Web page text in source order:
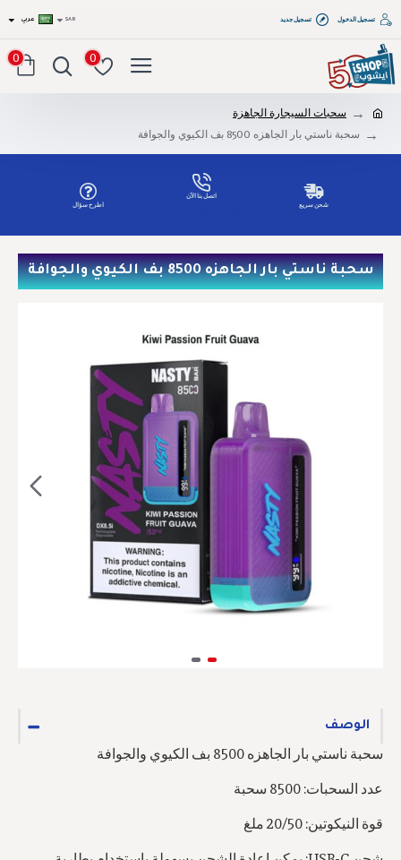
تسجيل الدخول تسجيل جديد SAR عربي
0
0
سحبات السيجارة الجاهزة
سحبة ناستي بار الجاهزه 8500 بف الكيوي والجوافة
شحن سريع
اتصل بنا الآن
اطرح سؤال
سحبة ناستي بار الجاهزه 8500 بف الكيوي والجوافة
الوصف
سحبة ناستي بار الجاهزه 8500 بف الكيوي والجوافة
عدد السحبات: 8500 سحبة
قوة النيكوتين: 20/50 ملغ